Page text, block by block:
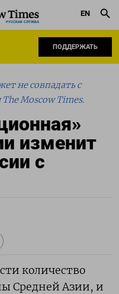
РУССКАЯ СЛУЖБА
EN
ПОДДЕРЖАТЬ
не совпадать с
Moscow Times.
изменит
с
количество
Средней Азии, и